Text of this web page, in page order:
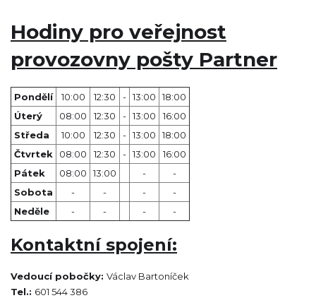
Hodiny pro veřejnost
provozovny pošty Partner
Pondělí 10:00 12:30 - 13:00
18:00
Úterý
08:00 12:30 - 13:00
16:00
Středa
10:00 12:30 - 13:00
18:00
Čtvrtek
08:00 12:30 - 13:00
16:00
Pátek
08:00 13:00 -
-
Sobota
- - -
-
Neděle
- - - -
Kontaktní spojení:
Vedoucí pobočky: Václav Bartoníček
Tel.: 601 544 386